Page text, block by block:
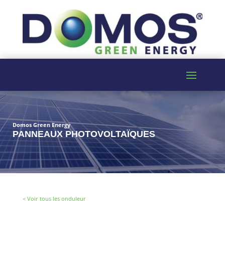
Domos Green Energy
PANNEAUX PHOTOVOLTAÏQUES
< Voir tous les onduleur